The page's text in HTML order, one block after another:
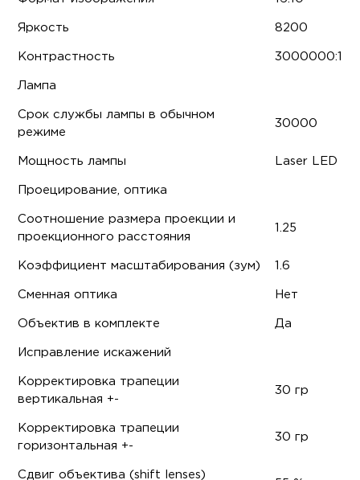
Яркость 8200
Контрастность 3000000:1
Лампа
Срок службы лампы в обычном
режиме
30000
Мощность лампы Laser LED
Проецирование, оптика
Соотношение размера проекции и
проекционного расстояния
1.25
Коэффициент масштабирования (зум) 1.6
Сменная оптика Нет
Объектив в комплекте Да
Исправление искажений
Корректировка трапеции
вертикальная +-
30 гр
Корректировка трапеции
горизонтальная +-
30 гр
Сдвиг объектива (shift lenses)